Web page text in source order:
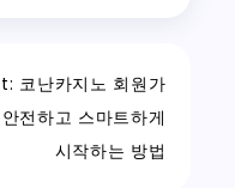
코난카지노 회원가
전하고 스마트하게
시작하는 방법